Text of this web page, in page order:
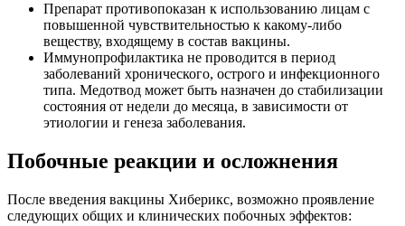
Препарат противопоказан к использованию лицам с
повышенной чувствительностью к какому-либо
веществу, входящему в состав вакцины.
Иммунопрофилактика не проводится в период
заболеваний хронического, острого и инфекционного
типа. Медотвод может быть назначен до стабилизации
состояния от недели до месяца, в зависимости от
этиологии и генеза заболевания.
Побочные реакции и осложнения
После введения вакцины Хиберикс, возможно проявление
следующих общих и клинических побочных эффектов: